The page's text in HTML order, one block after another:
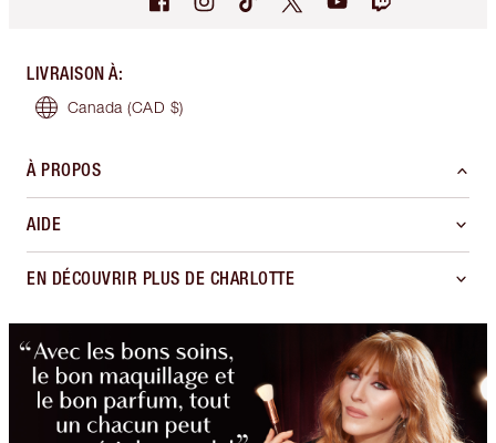
LIVRAISON À:
Canada (CAD $)
À PROPOS
AIDE
EN DÉCOUVRIR PLUS DE CHARLOTTE